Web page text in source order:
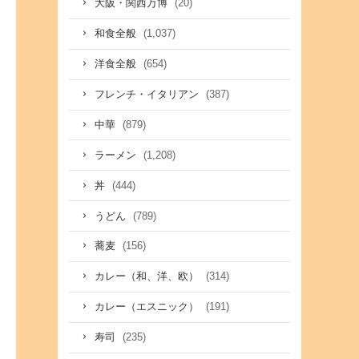
大阪・関西万博 (20)
和食全般 (1,037)
洋食全般 (654)
フレンチ・イタリアン (387)
中華 (879)
ラーメン (1,208)
丼 (444)
うどん (789)
蕎麦 (156)
カレー（和、洋、欧） (314)
カレー（エスニック） (191)
寿司 (235)